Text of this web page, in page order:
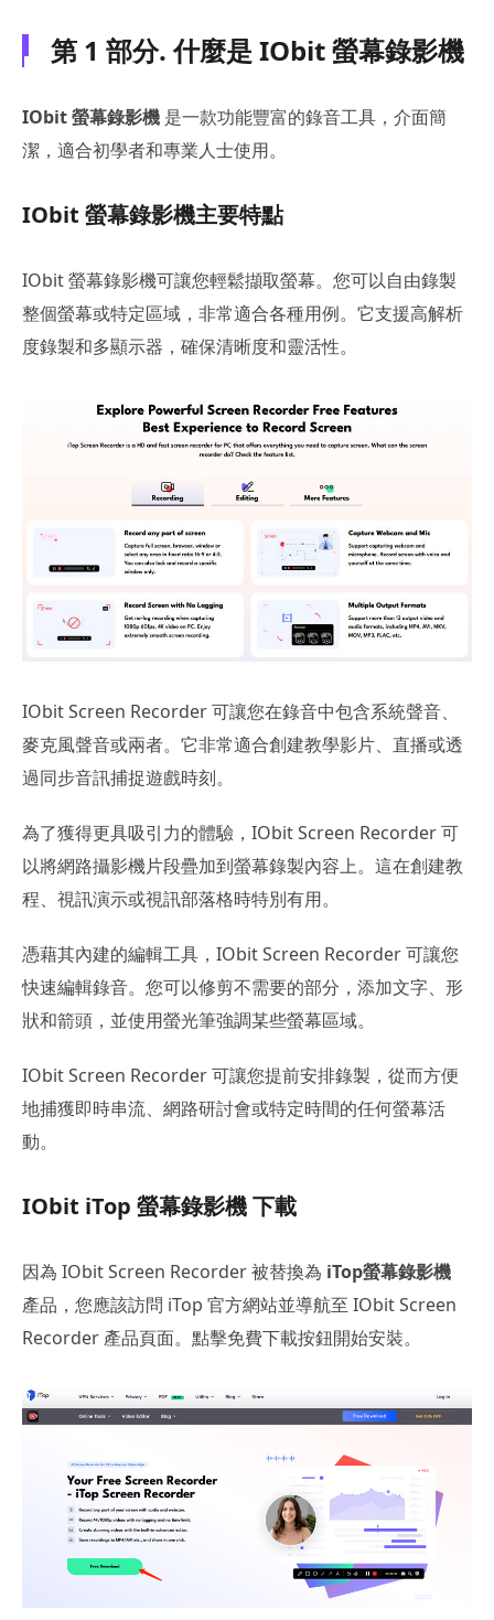
第 1 部分. 什麼是 IObit 螢幕錄影機
IObit 螢幕錄影機 是一款功能豐富的錄音工具，介面簡
潔，適合初學者和專業人士使用。
IObit 螢幕錄影機主要特點
IObit 螢幕錄影機可讓您輕鬆擷取螢幕。您可以自由錄製
整個螢幕或特定區域，非常適合各種用例。它支援高解析
度錄製和多顯示器，確保清晰度和靈活性。
IObit Screen Recorder 可讓您在錄音中包含系統聲音、
麥克風聲音或兩者。它非常適合創建教學影片、直播或透
過同步音訊捕捉遊戲時刻。
為了獲得更具吸引力的體驗，IObit Screen Recorder 可
以將網路攝影機片段疊加到螢幕錄製內容上。這在創建教
程、視訊演示或視訊部落格時特別有用。
憑藉其內建的編輯工具，IObit Screen Recorder 可讓您
快速編輯錄音。您可以修剪不需要的部分，添加文字、形
狀和箭頭，並使用螢光筆強調某些螢幕區域。
IObit Screen Recorder 可讓您提前安排錄製，從而方便
地捕獲即時串流、網路研討會或特定時間的任何螢幕活
動。
IObit iTop 螢幕錄影機 下載
因為 IObit Screen Recorder 被替換為 iTop螢幕錄影機
產品，您應該訪問 iTop 官方網站並導航至 IObit Screen
Recorder 產品頁面。點擊免費下載按鈕開始安裝。